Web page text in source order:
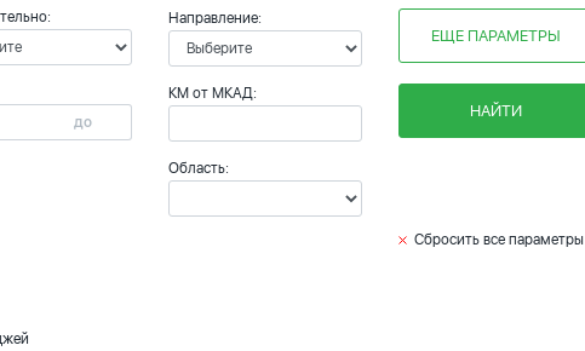
Направление:
КМ от МКАД:
Область:
ЕЩЕ ПАРАМЕТРЫ
НАЙТИ
Сбросить все параметры